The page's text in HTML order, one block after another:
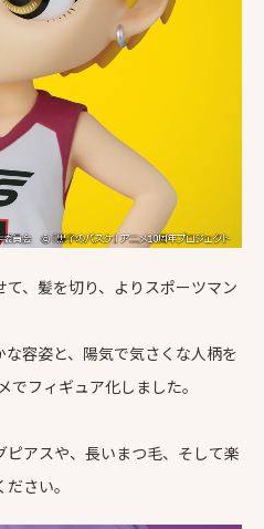
、髪を切り、よりスポーツマン
容姿と、陽気で気さくな人柄を
フィギュア化しました。
ピアスや、長いまつ毛、そして楽
さい。